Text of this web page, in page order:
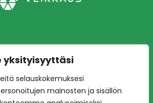
yksityisyyttäsi
selauskokemuksesi
mainosten ja sisällön
edustusjoukkue
Mainostoimisto Värikäs